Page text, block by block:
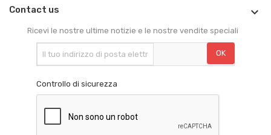
Contact us 
Ricevi le nostre ultime notizie e le nostre vendite speciali
Controllo di sicurezza